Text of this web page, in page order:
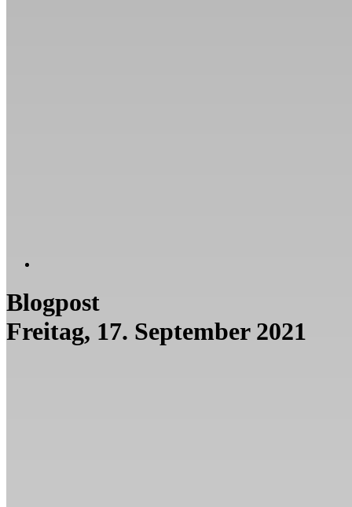
Blogpost
Freitag, 17. September 2021